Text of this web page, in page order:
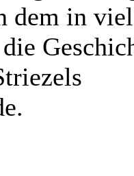
dem in